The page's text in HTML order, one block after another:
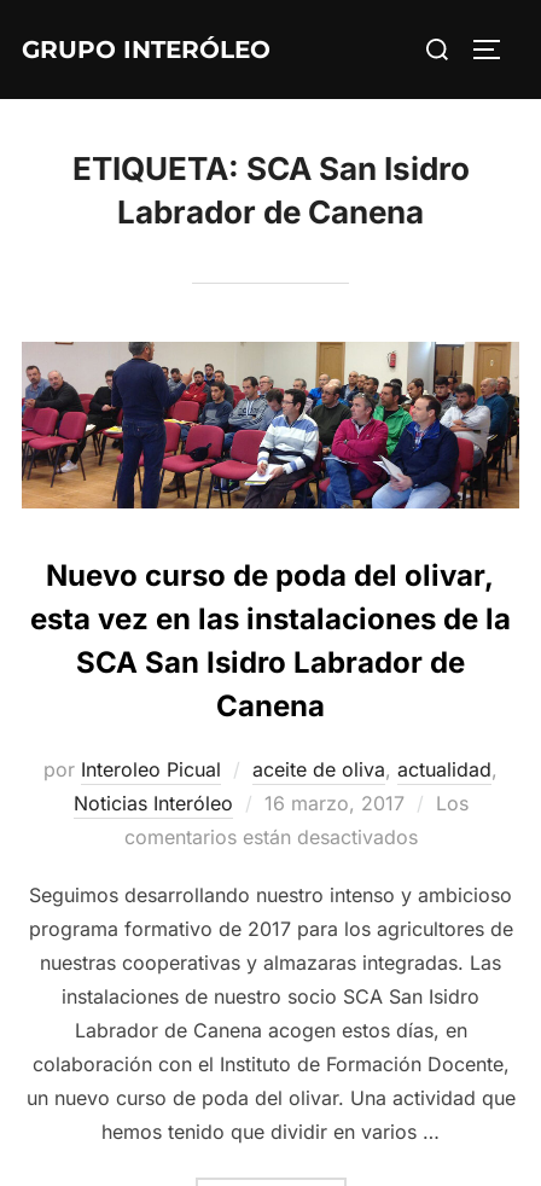
GRUPO INTERÓLEO Buscar:
ETIQUETA: SCA San Isidro
Labrador de Canena
Nuevo curso de poda del olivar,
esta vez en las instalaciones de la
SCA San Isidro Labrador de
Canena
por Interoleo Picual aceite de oliva, actualidad,
Noticias Interóleo
Publicado
el
16 marzo, 2017
Los
comentarios están desactivados
Seguimos desarrollando nuestro intenso y ambicioso
programa formativo de 2017 para los agricultores de
nuestras cooperativas y almazaras integradas. Las
instalaciones de nuestro socio SCA San Isidro
Labrador de Canena acogen estos días, en
colaboración con el Instituto de Formación Docente,
un nuevo curso de poda del olivar. Una actividad que
hemos tenido que dividir en varios …